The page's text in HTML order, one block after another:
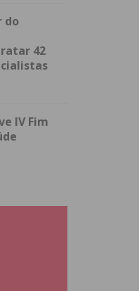
do
42
IV Fim